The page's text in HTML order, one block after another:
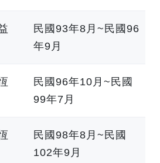
民國93年8月~民國96
年9月
民國96年10月~民國
99年7月
民國98年8月~民國
102年9月